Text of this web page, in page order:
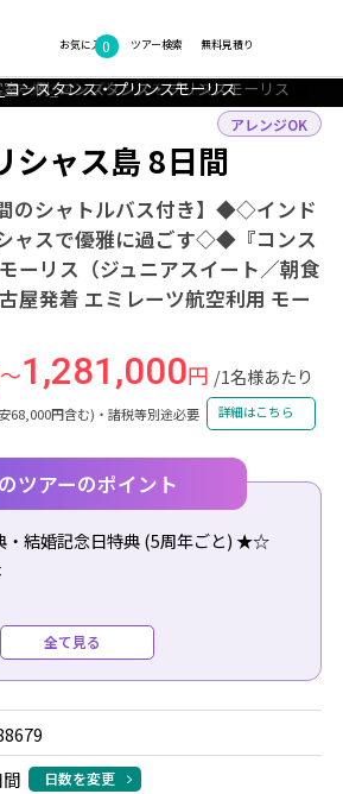
お気に入り
0 無料見積り
ツアー検索
モーリシャス モーリシャス島 ツアー詳細
シャス島 8日間
のシャトルバス付き】◆◇インド
ャスで優雅に過ごす◇◆『コンス
ーリス（ジュニアスイート／朝食
屋発着 エミレーツ航空利用 モー
アレンジOK
1,281,000円 /1名様あたり
68,000円含む)・諸税等別途必要 詳細はこちら
ーリシャスの美しい海
ャスのビーチとルモーネ山
スタンス・プリンスモーリス
一例_コンスタンス・プリンスモーリス
ンスタンス・プリンスモーリス
フォトギャラリー
ツアーのポイント
結婚記念日特典 (5周年ごと) ★☆
ディナー
月30日】および【2026年5月1日～9月
ロのリゾートクレジットをプレゼント
全て見る
日数を変更